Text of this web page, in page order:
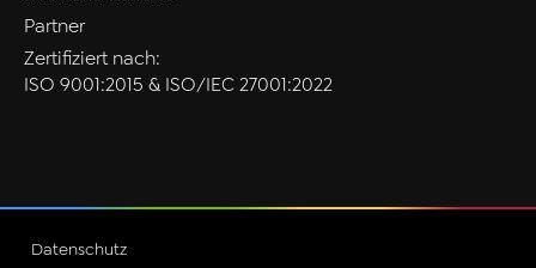
Partner
Zertifiziert nach:
ISO 9001:2015 & ISO/IEC 27001:2022
Datenschutz